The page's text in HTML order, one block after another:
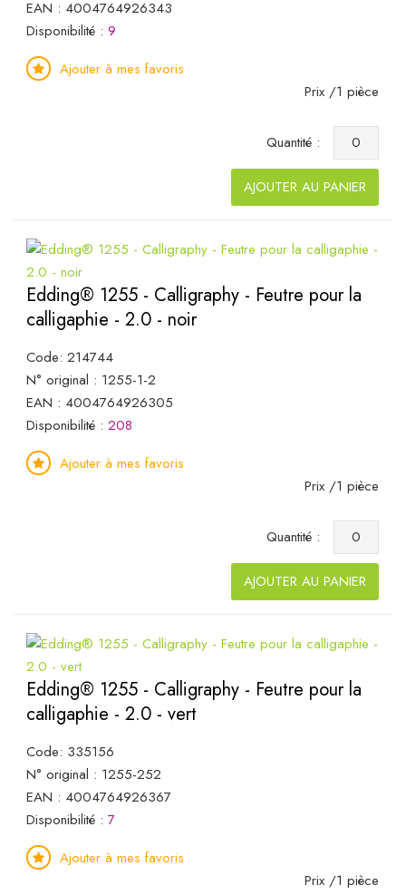
EAN : 4004764926343
Disponibilité : 9
Ajouter à mes favoris
Prix /1 pièce
Quantité :
AJOUTER AU PANIER
Edding® 1255 - Calligraphy - Feutre pour la
calligaphie - 2.0 - noir
Code: 214744
N° original : 1255-1-2
EAN : 4004764926305
Disponibilité : 208
Ajouter à mes favoris
Prix /1 pièce
Quantité :
AJOUTER AU PANIER
Edding® 1255 - Calligraphy - Feutre pour la
calligaphie - 2.0 - vert
Code: 335156
N° original : 1255-252
EAN : 4004764926367
Disponibilité : 7
Ajouter à mes favoris
Prix /1 pièce